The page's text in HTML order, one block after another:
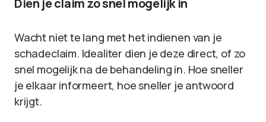
Dien je claim zo snel mogelijk in
Wacht niet te lang met het indienen van je
schadeclaim. Idealiter dien je deze direct, of zo
snel mogelijk na de behandeling in. Hoe sneller
je elkaar informeert, hoe sneller je antwoord
krijgt.